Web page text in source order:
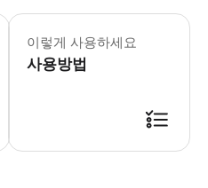
음식 과민증 및 알레르기 여부, 머무
이렇게 사용하세요
사용방법